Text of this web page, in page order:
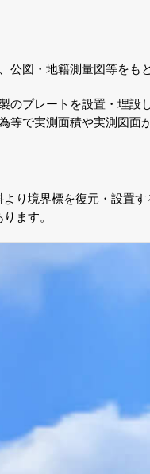
図・地籍測量図等をも
プレートを設置・埋設し
で実測面積や実測図面
り境界標を復元・設置
ます。